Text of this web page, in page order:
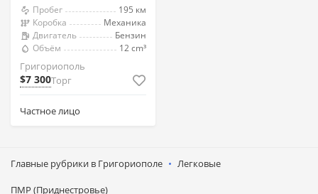
Пробег
195 км
Коробка
Механика
Двигатель
Бензин
Объём
12 cm³
Григориополь
$7 300Торг
Частное лицо
Главные рубрики в Григориополе Легковые
ПМР (Приднестровье)